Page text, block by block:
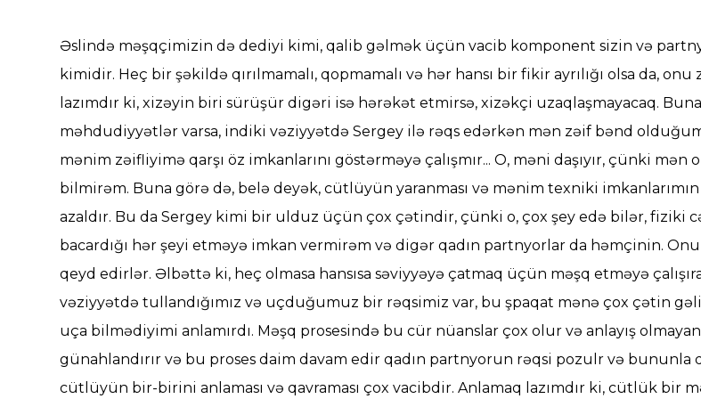
Əslində məşqçimizin də dediyi kimi, qalib gəlmək üçün vacib komponent sizin və
kimidir. Heç bir şəkildə qırılmamalı, qopmamalı və hər hansı bir fikir ayrılığı olsa da, onu
lazımdır ki, xizəyin biri sürüşür digəri isə hərəkət etmirsə, xizəkçi uzaqlaşmayacaq.
məhdudiyyətlər varsa, indiki vəziyyətdə Sergey ilə rəqs edərkən mən zəif bənd
mənim zəifliyimə qarşı öz imkanlarını göstərməyə çalışmır... O, məni daşıyır, çünki
bilmirəm. Buna görə də, belə deyək, cütlüyün yaranması və mənim texniki
azaldır. Bu da Sergey kimi bir ulduz üçün çox çətindir, çünki o, çox şey edə bilər, fiziki
bacardığı hər şeyi etməyə imkan vermirəm və digər qadın partnyorlar da həmçinin.
qeyd edirlər. Əlbəttə ki, heç olmasa hansısa səviyyəyə çatmaq üçün məşq etməyə
vəziyyətdə tullandığımız və uçduğumuz bir rəqsimiz var, bu şpaqat mənə çox çətin
uça bilmədiyimi anlamırdı. Məşq prosesində bu cür nüanslar çox olur və anlayış
günahlandırır və bu proses daim davam edir qadın partnyorun rəqsi pozulr və bununla
cütlüyün bir-birini anlaması və qavraması çox vacibdir. Anlamaq lazımdır ki, cütlük bir